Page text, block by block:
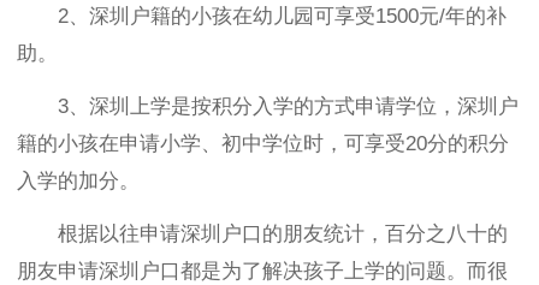
2、深圳户籍的小孩在幼儿园可享受1500元/年的补
助。
3、深圳上学是按积分入学的方式申请学位，深圳户
籍的小孩在申请小学、初中学位时，可享受20分的积分
入学的加分。
根据以往申请深圳户口的朋友统计，百分之八十的
朋友申请深圳户口都是为了解决孩子上学的问题。而很